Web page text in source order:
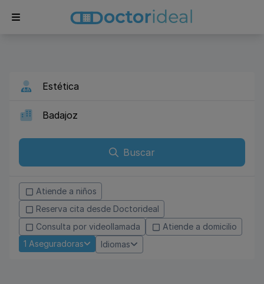
Buscar
Atiende a niños
Reserva cita desde Doctorideal
Consulta por videollamada
Atiende a domicilio
1 Aseguradoras Idiomas